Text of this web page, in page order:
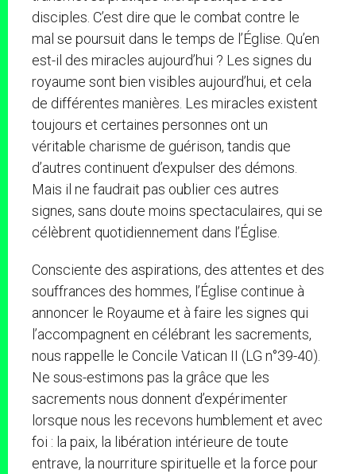
disciples. C’est dire que le combat contre le
mal se poursuit dans le temps de l’Église. Qu’en
est-il des miracles aujourd’hui ? Les signes du
royaume sont bien visibles aujourd’hui, et cela
de différentes manières. Les miracles existent
toujours et certaines personnes ont un
véritable charisme de guérison, tandis que
d’autres continuent d’expulser des démons.
Mais il ne faudrait pas oublier ces autres
signes, sans doute moins spectaculaires, qui se
célèbrent quotidiennement dans l’Église.
Consciente des aspirations, des attentes et des
souffrances des hommes, l’Église continue à
annoncer le Royaume et à faire les signes qui
l’accompagnent en célébrant les sacrements,
nous rappelle le Concile Vatican II (LG n°39-40).
Ne sous-estimons pas la grâce que les
sacrements nous donnent d’expérimenter
lorsque nous les recevons humblement et avec
foi : la paix, la libération intérieure de toute
entrave, la nourriture spirituelle et la force pour